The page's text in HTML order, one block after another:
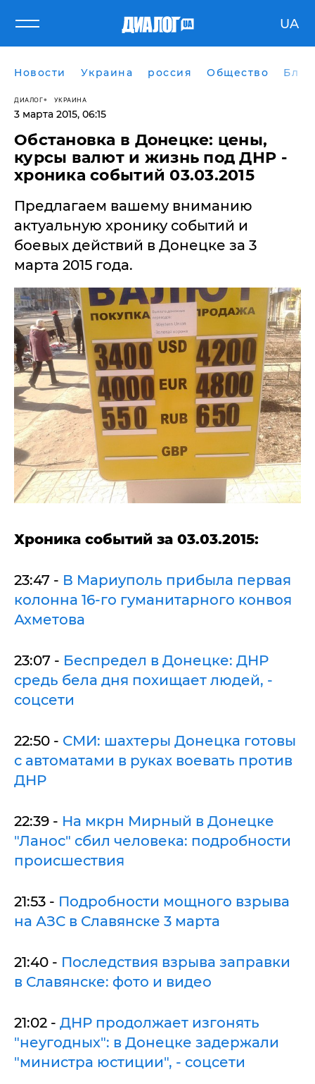
UA
Новости Украина россия Общество
ДИАЛОГ УКРАИНА
3 марта 2015, 06:15
Обстановка в Донецке: цены,
курсы валют и жизнь под ДНР -
хроника событий 03.03.2015
Предлагаем вашему вниманию
актуальную хронику событий и
боевых действий в Донецке за 3
марта 2015 года.
Хроника событий за 03.03.2015:
23:47 - В Мариуполь прибыла первая
колонна 16-го гуманитарного конвоя
Ахметова
23:07 - Беспредел в Донецке: ДНР
средь бела дня похищает людей, -
соцсети
22:50 - СМИ: шахтеры Донецка готовы
с автоматами в руках воевать против
ДНР
22:39 - На мкрн Мирный в Донецке
"Ланос" сбил человека: подробности
происшествия
21:53 - Подробности мощного взрыва
на АЗС в Славянске 3 марта
21:40 - Последствия взрыва заправки
в Славянске: фото и видео
21:02 - ДНР продолжает изгонять
"неугодных": в Донецке задержали
"министра юстиции", - соцсети